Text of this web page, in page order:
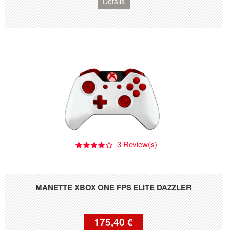
MANETTE XBOX ONE FPS ELITE DAZZLER
3 Review(s)
175,40 €